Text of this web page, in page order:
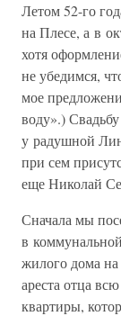
Летом 52-го
на Плесе, а в
хотя
не убедимся,
мое
воду».)
у радушной
при сем
еще Николай
Сначала мы
в
жилого дома
ареста отца
квартиры,